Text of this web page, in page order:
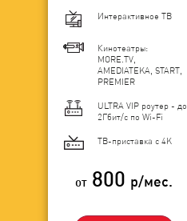
Интерактивное ТВ
Кинотеатры:
MORE.TV,
AMEDIATEKA, START,
PREMIER
ULTRA VIP роутер - до
2Гбит/c по Wi-Fi
ТВ-приставка с 4K
от 800 р/мес.